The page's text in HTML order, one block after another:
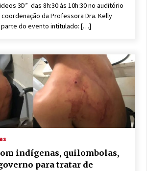
3D” das 8h:30 às 10h:30 no auditório
coordenação da Professora Dra. Kelly
parte do evento intitulado: […]
indígenas, quilombolas,
para tratar de